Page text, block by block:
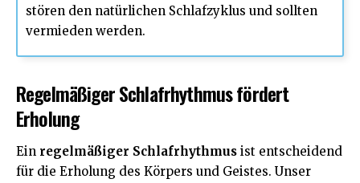
stören den natürlichen Schlafzyklus und sollten
vermieden werden.
Regelmäßiger Schlafrhythmus fördert
Erholung
Ein regelmäßiger Schlafrhythmus ist entscheidend
für die Erholung des Körpers und Geistes. Unser